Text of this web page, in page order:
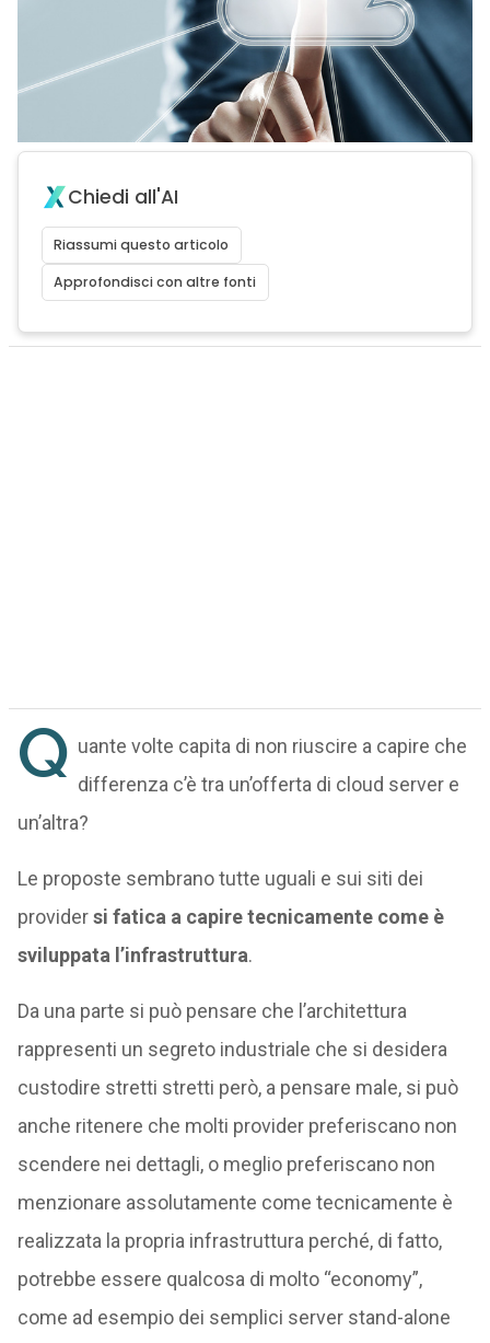
Chiedi all'AI
Riassumi questo articolo
Approfondisci con altre fonti
Q uante volte capita di non riuscire a capire che
differenza c’è tra un’offerta di cloud server e
un’altra?
Le proposte sembrano tutte uguali e sui siti dei
providersi fatica a capire tecnicamente come è
sviluppata l’infrastruttura.
Da una parte si può pensare che l’architettura
rappresenti un segreto industriale che si desidera
custodire stretti stretti però, a pensare male, si può
anche ritenere che molti provider preferiscano non
scendere nei dettagli, o meglio preferiscano non
menzionare assolutamente come tecnicamente è
realizzata la propria infrastruttura perché, di fatto,
potrebbe essere qualcosa di molto “economy”,
come ad esempio dei semplici server stand-alone